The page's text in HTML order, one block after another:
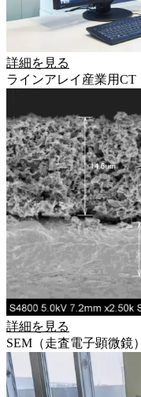
詳細を見る
ラインアレイ産業用CT
詳細を見る
SEM（走査電子顕微鏡